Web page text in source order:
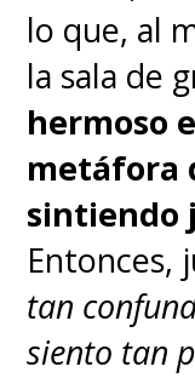
lo que, al
la sala de
hermoso
metáfora
sintiendo
Entonces,
tan
siento tan